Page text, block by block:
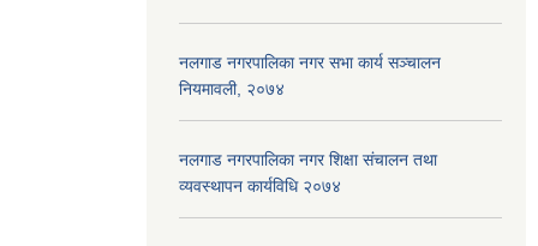
नलगाड नगरपालिका नगर सभा कार्य सञ्‍चालन
नियमावली, २०७४
नलगाड नगरपालिका नगर शिक्षा संचालन तथा
व्यवस्थापन कार्यविधि २०७४